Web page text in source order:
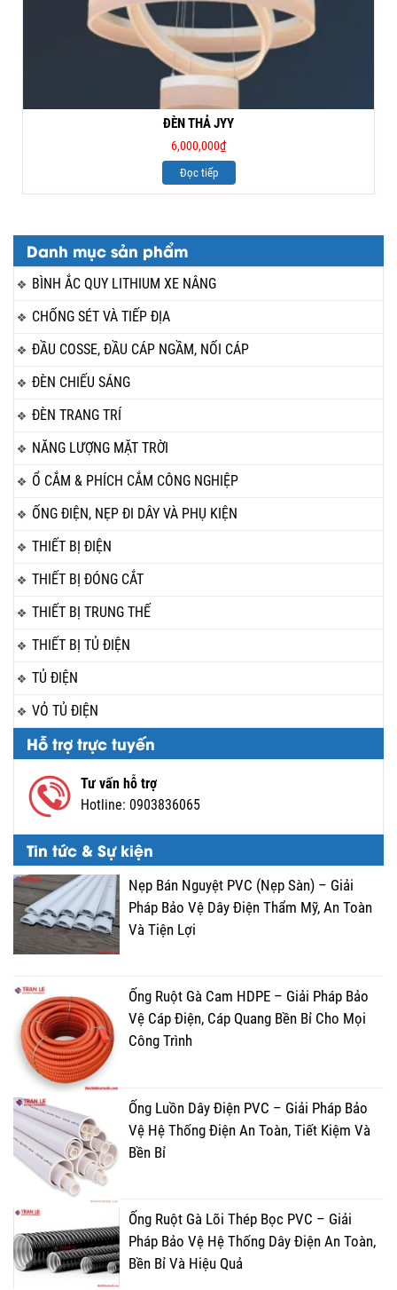
Danh mục sản phẩm
BÌNH ẮC QUY LITHIUM XE NÂNG
CHỐNG SÉT VÀ TIẾP ĐỊA
ĐẦU COSSE, ĐẦU CÁP NGẦM, NỐI CÁP
ĐÈN CHIẾU SÁNG
ĐÈN TRANG TRÍ
NĂNG LƯỢNG MẶT TRỜI
Ổ CẮM & PHÍCH CẮM CÔNG NGHIỆP
ỐNG ĐIỆN, NẸP ĐI DÂY VÀ PHỤ KIỆN
THIẾT BỊ ĐIỆN
THIẾT BỊ ĐÓNG CẮT
THIẾT BỊ TRUNG THẾ
THIẾT BỊ TỦ ĐIỆN
TỦ ĐIỆN
VỎ TỦ ĐIỆN
Hỗ trợ trực tuyến
Tư vấn hỗ trợ
Hotline: 0903836065
Tin tức & Sự kiện
Nẹp Bán Nguyệt PVC (Nẹp Sàn) – Giải
Pháp Bảo Vệ Dây Điện Thẩm Mỹ, An Toàn
Và Tiện Lợi
Ống Ruột Gà Cam HDPE – Giải Pháp Bảo
Vệ Cáp Điện, Cáp Quang Bền Bỉ Cho Mọi
Công Trình
Ống Luồn Dây Điện PVC – Giải Pháp Bảo
Vệ Hệ Thống Điện An Toàn, Tiết Kiệm Và
Bền Bỉ
Ống Ruột Gà Lõi Thép Bọc PVC – Giải
Pháp Bảo Vệ Hệ Thống Dây Điện An Toàn,
Bền Bỉ Và Hiệu Quả
ĐÈN THẢ JYY
6,000,000₫
Đọc tiếp